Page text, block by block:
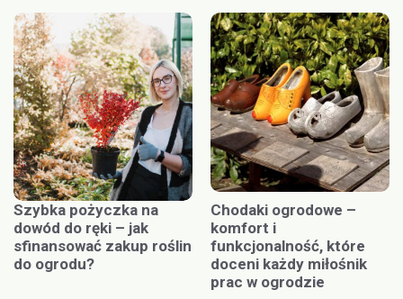
Szybka pożyczka na
dowód do ręki – jak
sfinansować zakup roślin
do ogrodu?
Chodaki ogrodowe –
komfort i
funkcjonalność, które
doceni każdy miłośnik
prac w ogrodzie